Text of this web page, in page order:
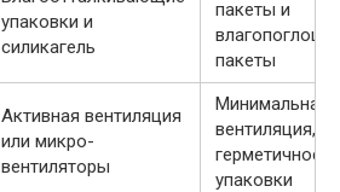
упаковки и
силикагель
пакеты и
пакеты
Активная вентиляция
или микро-
вентиляторы
Минимальная
вентиляция,
герметичность
упаковки